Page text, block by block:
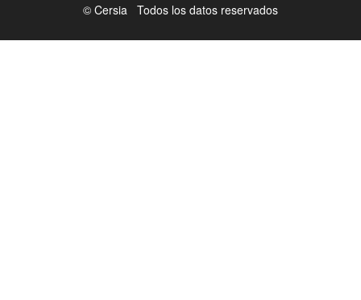
© Cersia Todos los datos reservados